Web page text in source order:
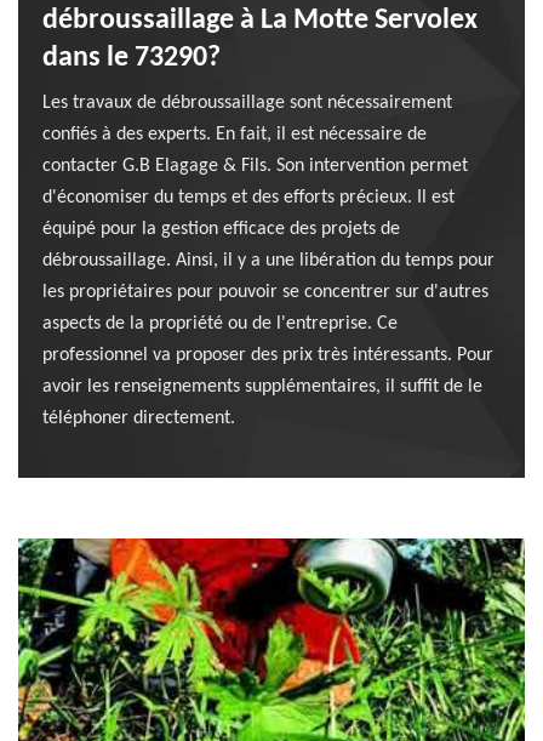
débroussaillage à La Motte Servolex
dans le 73290?
Les travaux de débroussaillage sont nécessairement
confiés à des experts. En fait, il est nécessaire de
contacter G.B Elagage & Fils. Son intervention permet
d'économiser du temps et des efforts précieux. Il est
équipé pour la gestion efficace des projets de
débroussaillage. Ainsi, il y a une libération du temps pour
les propriétaires pour pouvoir se concentrer sur d'autres
aspects de la propriété ou de l'entreprise. Ce
professionnel va proposer des prix très intéressants. Pour
avoir les renseignements supplémentaires, il suffit de le
téléphoner directement.